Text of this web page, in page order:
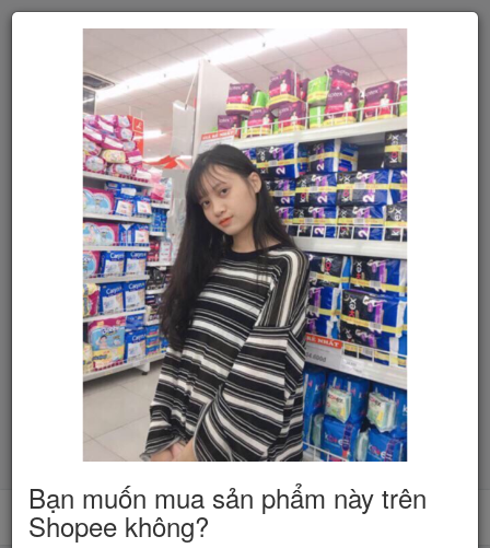
Bạn muốn mua sản phẩm này trên
Shopee không?